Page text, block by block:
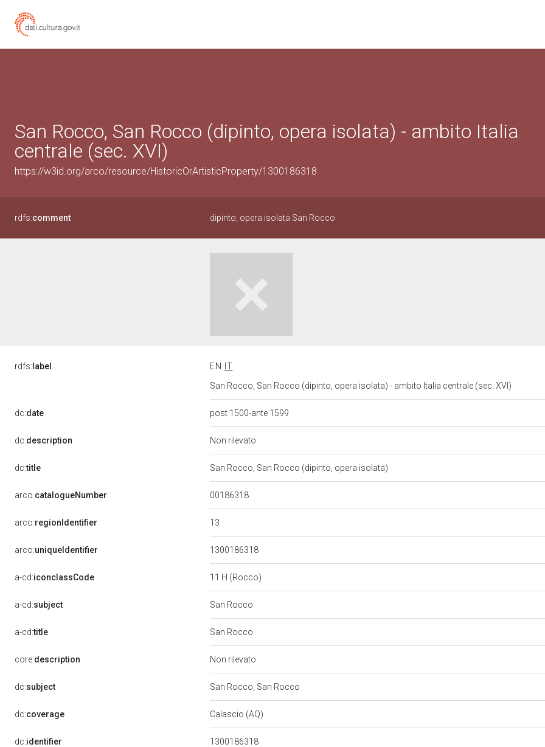
San Rocco, San Rocco (dipinto, opera isolata) - ambito Italia
centrale (sec. XVI)
https://w3id.org/arco/resource/HistoricOrArtisticProperty/1300186318
rdfs:comment dipinto, opera isolata San Rocco
rdfs: label EN
IT
San Rocco, San Rocco (dipinto, opera isolata) - ambito Italia centrale (sec. XVI)
dc:date post 1500-ante 1599
dc:description Non rilevato
dc:title San Rocco, San Rocco (dipinto, opera isolata)
arco:catalogueNumber 00186318
arco:regionIdentifier 13
arco:uniqueIdentifier 1300186318
a-cd:iconclassCode 11 H (Rocco)
a-cd:subject San Rocco
a-cd:title San Rocco
core:description Non rilevato
dc:subject San Rocco, San Rocco
dc:coverage Calascio (AQ)
dc:identifier 1300186318